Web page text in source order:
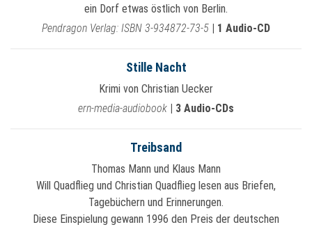
ein Dorf etwas östlich von Berlin.
Pendragon Verlag: ISBN 3-934872-73-5 | 1 Audio-CD
Stille Nacht
Krimi von Christian Uecker
ern-media-audiobook | 3 Audio-CDs
Treibsand
Thomas Mann und Klaus Mann
Will Quadflieg und Christian Quadflieg lesen aus Briefen,
Tagebüchern und Erinnerungen.
Diese Einspielung gewann 1996 den Preis der deutschen